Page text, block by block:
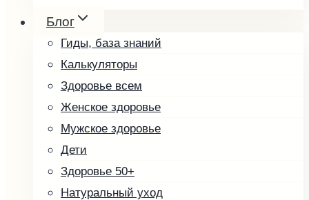
Косметика
Упаковка и оформление
Другие товары
Скоро в продаже
Кофе зелёный
Малины косточка
Блог
Гиды, база знаний
Калькуляторы
Здоровье всем
Женское здоровье
Мужское здоровье
Дети
Здоровье 50+
Натуральный уход